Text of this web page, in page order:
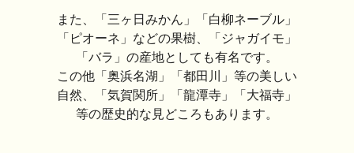
また、「三ヶ日みかん」「白柳ネーブル」
「ピオーネ」などの果樹、「ジャガイモ」
「バラ」の産地としても有名です。
この他「奥浜名湖」「都田川」等の美しい
自然、「気賀関所」「龍潭寺」「大福寺」
等の歴史的な見どころもあります。